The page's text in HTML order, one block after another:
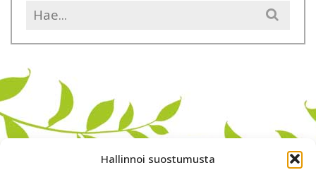
Hallinnoi suostumusta
Search
for: